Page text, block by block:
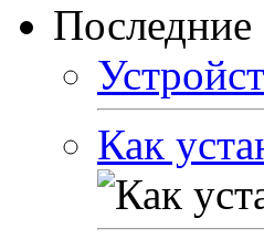
Как